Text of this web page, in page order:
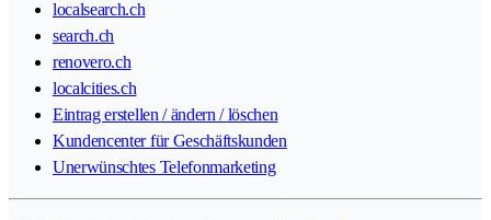
localsearch.ch
search.ch
renovero.ch
localcities.ch
Eintrag erstellen / ändern / löschen
Kundencenter für Geschäftskunden
Unerwünschtes Telefonmarketing